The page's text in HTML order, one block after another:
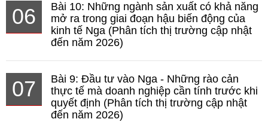
06
Bài 10: Những ngành sản xuất có khả năng
mở ra trong giai đoạn hậu biến động của
kinh tế Nga (Phân tích thị trường cập nhật
đến năm 2026)
07
Bài 9: Đầu tư vào Nga - Những rào cản
thực tế mà doanh nghiệp cần tính trước khi
quyết định (Phân tích thị trường cập nhật
đến năm 2026)